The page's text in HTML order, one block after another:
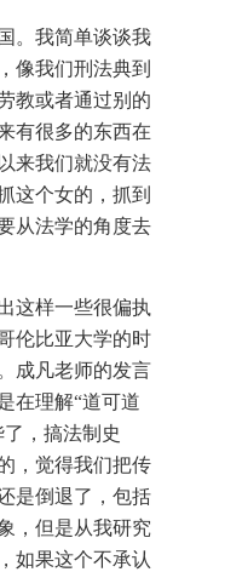
。我简单谈谈我
像我们刑法典到
教或者通过别的
有很多的东西在
来我们就没有法
这个女的，抓到
从法学的角度去
这样一些很偏执
伦比亚大学的时
成凡老师的发言
在理解“道可道
，搞法制史
，觉得我们把传
是倒退了，包括
，但是从我研究
如果这个不承认